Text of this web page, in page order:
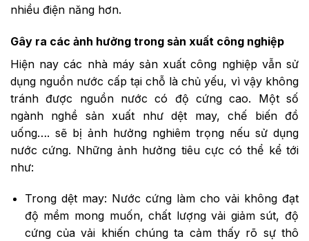
nhiều điện năng hơn.
Gây ra các ảnh hưởng trong sản xuất công nghiệp
Hiện nay các nhà máy sản xuất công nghiệp vẫn sử
dụng nguồn nước cấp tại chỗ là chủ yếu, vì vậy không
tránh được nguồn nước có độ cứng cao. Một số
ngành nghề sản xuất như dệt may, chế biến đồ
uống…. sẽ bị ảnh hưởng nghiêm trọng nếu sử dụng
nước cứng. Những ảnh hưởng tiêu cực có thể kể tới
như:
Trong dệt may: Nước cứng làm cho vải không đạt
độ mềm mong muốn, chất lượng vải giảm sút, độ
cứng của vải khiến chúng ta cảm thấy rõ sự thô